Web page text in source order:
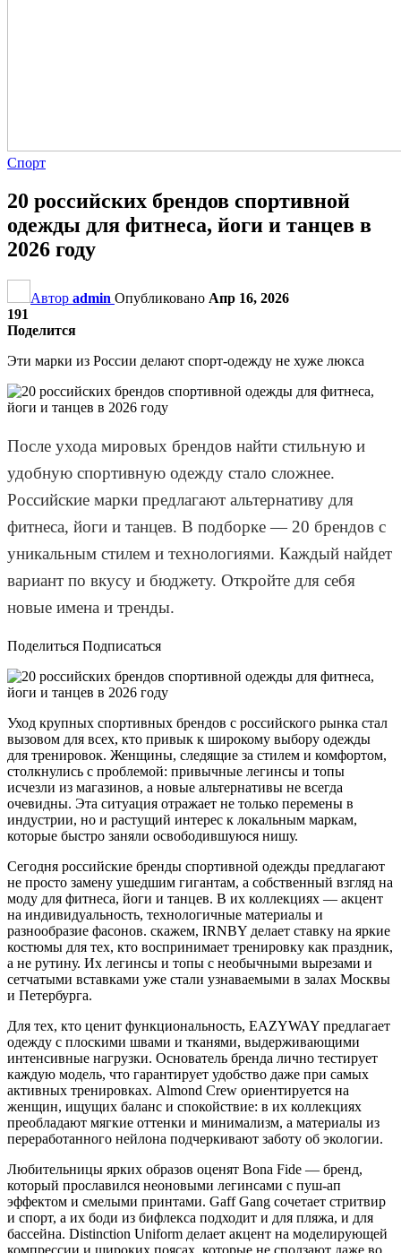
Спорт
20 российских брендов спортивной
одежды для фитнеса, йоги и танцев в
2026 году
Автор admin Опубликовано Апр 16, 2026
191
Поделится
Эти марки из России делают спорт-одежду не хуже люкса
После ухода мировых брендов найти стильную и
удобную спортивную одежду стало сложнее.
Российские марки предлагают альтернативу для
фитнеса, йоги и танцев. В подборке — 20 брендов с
уникальным стилем и технологиями. Каждый найдет
вариант по вкусу и бюджету. Откройте для себя
новые имена и тренды.
Поделиться Подписаться
Уход крупных спортивных брендов с российского рынка стал
вызовом для всех, кто привык к широкому выбору одежды
для тренировок. Женщины, следящие за стилем и комфортом,
столкнулись с проблемой: привычные легинсы и топы
исчезли из магазинов, а новые альтернативы не всегда
очевидны. Эта ситуация отражает не только перемены в
индустрии, но и растущий интерес к локальным маркам,
которые быстро заняли освободившуюся нишу.
Сегодня российские бренды спортивной одежды предлагают
не просто замену ушедшим гигантам, а собственный взгляд на
моду для фитнеса, йоги и танцев. В их коллекциях — акцент
на индивидуальность, технологичные материалы и
разнообразие фасонов. скажем, IRNBY делает ставку на яркие
костюмы для тех, кто воспринимает тренировку как праздник,
а не рутину. Их легинсы и топы с необычными вырезами и
сетчатыми вставками уже стали узнаваемыми в залах Москвы
и Петербурга.
Для тех, кто ценит функциональность, EAZYWAY предлагает
одежду с плоскими швами и тканями, выдерживающими
интенсивные нагрузки. Основатель бренда лично тестирует
каждую модель, что гарантирует удобство даже при самых
активных тренировках. Almond Crew ориентируется на
женщин, ищущих баланс и спокойствие: в их коллекциях
преобладают мягкие оттенки и минимализм, а материалы из
переработанного нейлона подчеркивают заботу об экологии.
Любительницы ярких образов оценят Bona Fide — бренд,
который прославился неоновыми легинсами с пуш-ап
эффектом и смелыми принтами. Gaff Gang сочетает стритвир
и спорт, а их боди из бифлекса подходит и для пляжа, и для
бассейна. Distinction Uniform делает акцент на моделирующей
компрессии и широких поясах, которые не сползают даже во